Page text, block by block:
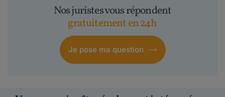
Nos juristes vous répondent
gratuitement en 24h
Je pose ma question